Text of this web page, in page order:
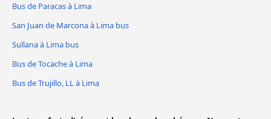
Bus de Paracas à Lima
San Juan de Marcona à Lima bus
Sullana à Lima bus
Bus de Tocache à Lima
Bus de Trujillo, LL à Lima